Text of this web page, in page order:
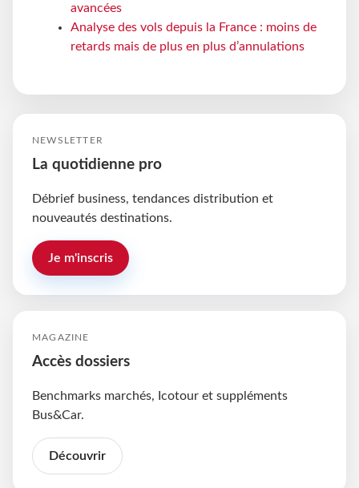
avancées
Analyse des vols depuis la France : moins de
retards mais de plus en plus d’annulations
NEWSLETTER
La quotidienne pro
Débrief business, tendances distribution et
nouveautés destinations.
Je m'inscris
MAGAZINE
Accès dossiers
Benchmarks marchés, Icotour et suppléments
Bus&Car.
Découvrir